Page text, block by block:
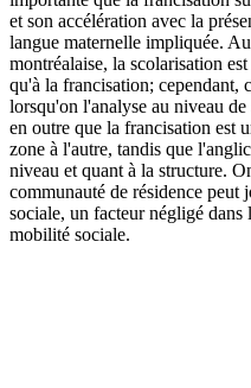
et son accélération avec la
langue maternelle impliquée.
montréalaise, la scolarisation
qu'à la francisation; cependant,
lorsqu'on l'analyse au niveau
en outre que la francisation est
zone à l'autre, tandis que
niveau et quant à la structure.
communauté de résidence peut
sociale, un facteur négligé
mobilité sociale.